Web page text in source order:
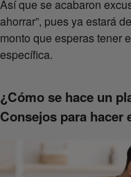
Así que se acabaron
ahorrar”, pues ya estará
monto que esperas tener
específica.
¿Cómo se hace un
Consejos para hacer